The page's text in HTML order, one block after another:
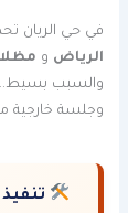
في حي الريان
الرياض و
والسبب
وجلسة خارجية ما